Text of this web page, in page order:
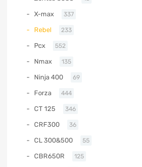
X-max 337
Rebel 233
Pcx 552
Nmax 135
Ninja 400 69
Forza 444
CT 125 346
CRF300 36
CL 300&500 55
CBR650R 125